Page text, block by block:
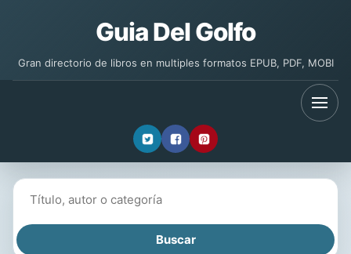
Guia Del Golfo
Gran directorio de libros en multiples formatos EPUB, PDF, MOBI